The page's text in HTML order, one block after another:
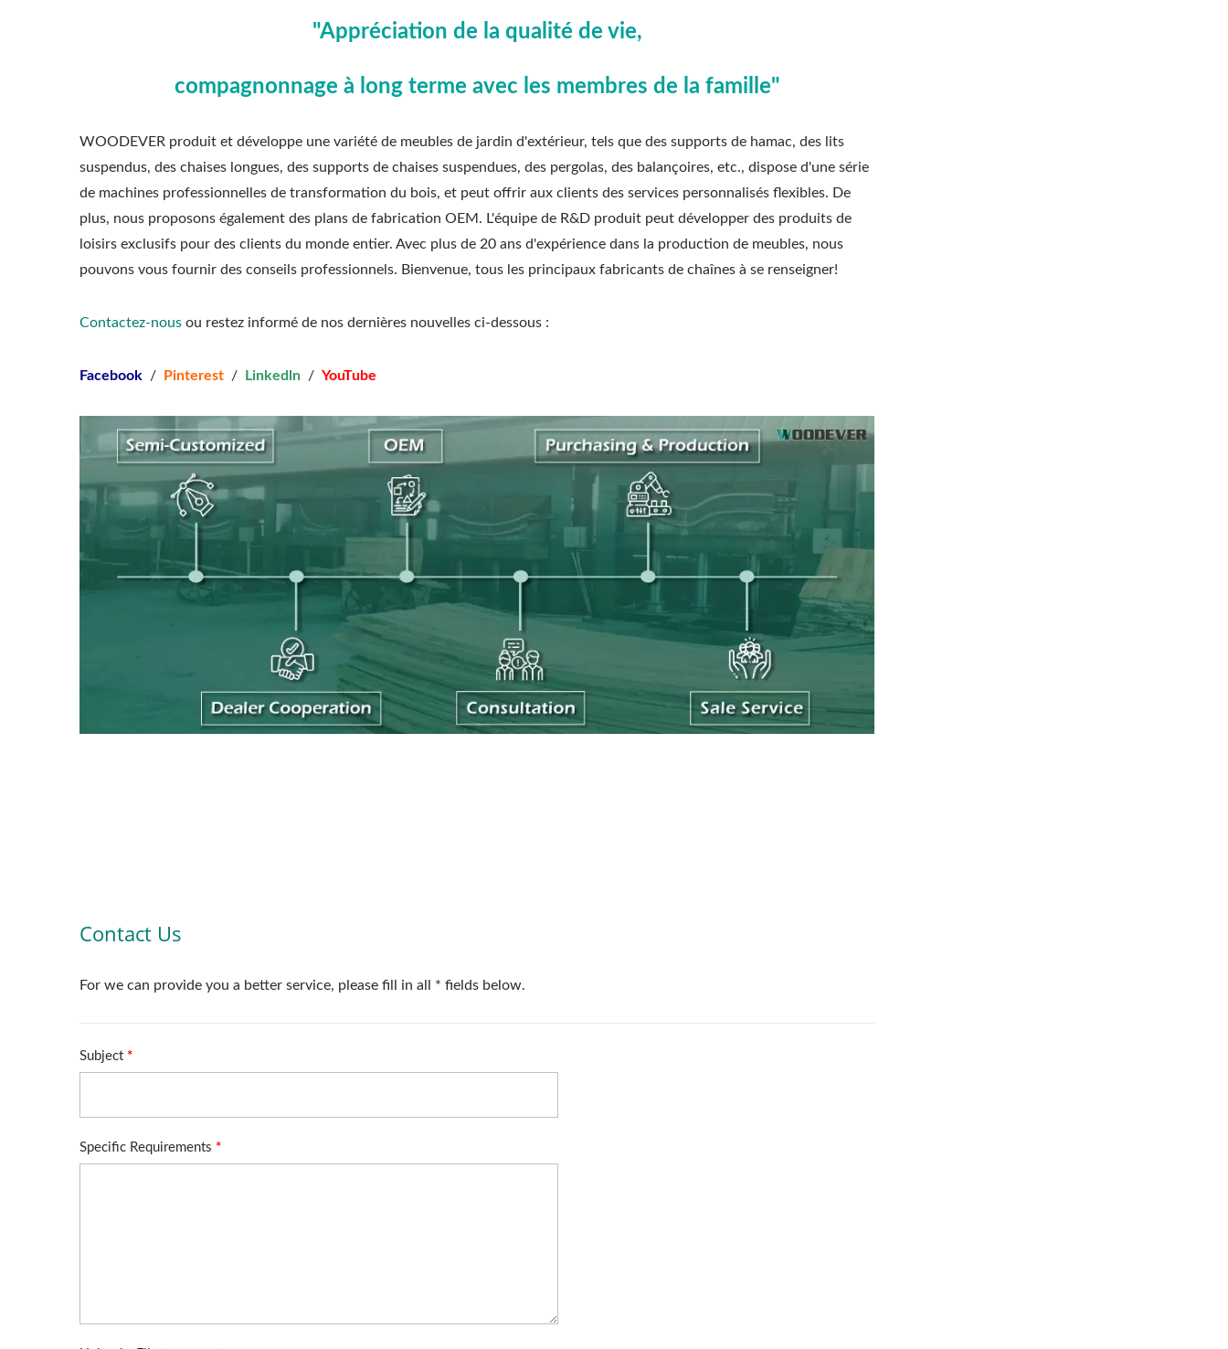
"Appréciation de la qualité de vie,
compagnonnage à long terme avec les membres de la famille"
WOODEVER produit et développe une variété de meubles de jardin d'extérieur, tels que des supports de hamac, des lits
suspendus, des chaises longues, des supports de chaises suspendues, des pergolas, des balançoires, etc., dispose d'une série
de machines professionnelles de transformation du bois, et peut offrir aux clients des services personnalisés flexibles. De
plus, nous proposons également des plans de fabrication OEM. L'équipe de R&D produit peut développer des produits de
loisirs exclusifs pour des clients du monde entier. Avec plus de 20 ans d'expérience dans la production de meubles, nous
pouvons vous fournir des conseils professionnels. Bienvenue, tous les principaux fabricants de chaînes à se renseigner!
Contactez-nous ou restez informé de nos dernières nouvelles ci-dessous :
Facebook / Pinterest / Linkedln / YouTube